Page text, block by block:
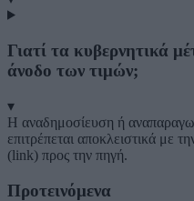
Γιατί τα κυβερνητικά
άνοδο των τιμών;
▾
Η αναδημοσίευση ή
επιτρέπεται αποκλειστικά με
(link) προς την πηγή.
Προτεινόμενα